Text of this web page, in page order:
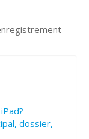
dossier,